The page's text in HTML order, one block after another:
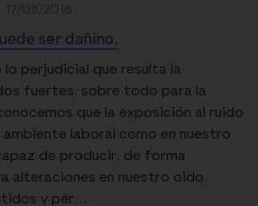
ser dañino.
lo perjudicial que resulta la
fuertes, sobre todo para la
que la exposición al ruido
laboral como en nuestro
de producir, de forma
alteraciones en nuestro oido,
y pér...